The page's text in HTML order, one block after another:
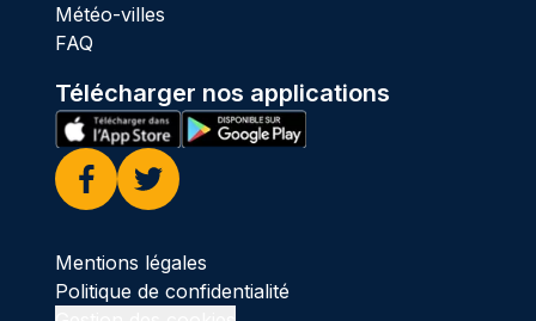
Météo-villes
FAQ
Télécharger nos applications
Facebook
Twitter
Mentions légales
Politique de confidentialité